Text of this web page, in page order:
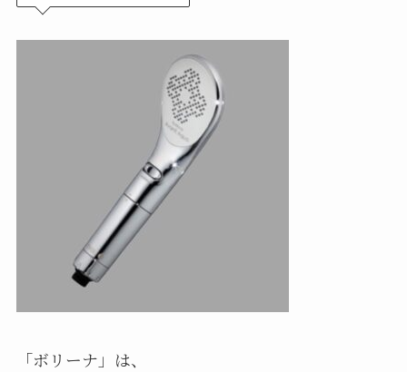
「ボリーナ」は、